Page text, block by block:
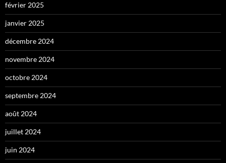
février 2025
janvier 2025
décembre 2024
novembre 2024
octobre 2024
septembre 2024
août 2024
juillet 2024
juin 2024